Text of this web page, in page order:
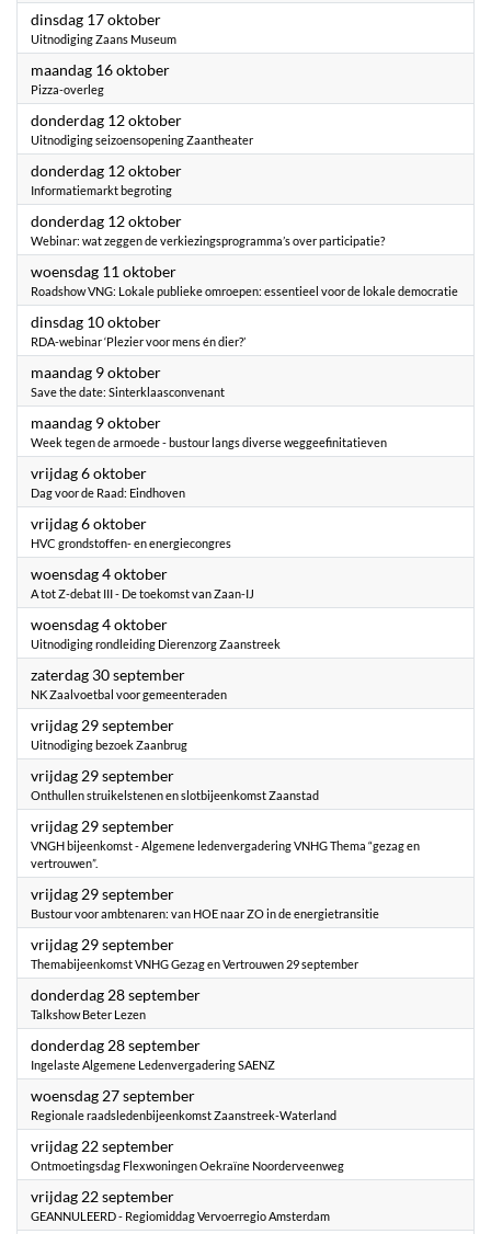
dinsdag 17 oktober2023
Uitnodiging Zaans Museum
maandag 16 oktober2023
Pizza-overleg
donderdag 12 oktober2023
Uitnodiging seizoensopening Zaantheater
donderdag 12 oktober2023
Informatiemarkt begroting
donderdag 12 oktober2023
Webinar: wat zeggen de verkiezingsprogramma’s over participatie?
woensdag 11 oktober2023
Roadshow VNG: Lokale publieke omroepen: essentieel voor de lokale democratie
dinsdag 10 oktober2023
RDA-webinar ‘Plezier voor mens én dier?’
maandag 9 oktober2023
Save the date: Sinterklaasconvenant
maandag 9 oktober2023
Week tegen de armoede - bustour langs diverse weggeefinitatieven
vrijdag 6 oktober2023
Dag voor de Raad: Eindhoven
vrijdag 6 oktober2023
HVC grondstoffen- en energiecongres
woensdag 4 oktober2023
A tot Z-debat III - De toekomst van Zaan-IJ
woensdag 4 oktober2023
Uitnodiging rondleiding Dierenzorg Zaanstreek
zaterdag 30 september2023
NK Zaalvoetbal voor gemeenteraden
vrijdag 29 september2023
Uitnodiging bezoek Zaanbrug
vrijdag 29 september2023
Onthullen struikelstenen en slotbijeenkomst Zaanstad
vrijdag 29 september2023
VNGH bijeenkomst - Algemene ledenvergadering VNHG Thema “gezag en
vertrouwen”.
vrijdag 29 september2023
Bustour voor ambtenaren: van HOE naar ZO in de energietransitie
vrijdag 29 september2023
Themabijeenkomst VNHG Gezag en Vertrouwen 29 september
donderdag 28 september2023
Talkshow Beter Lezen
donderdag 28 september2023
Ingelaste Algemene Ledenvergadering SAENZ
woensdag 27 september2023
Regionale raadsledenbijeenkomst Zaanstreek-Waterland
vrijdag 22 september2023
Ontmoetingsdag Flexwoningen Oekraïne Noorderveenweg
vrijdag 22 september2023
GEANNULEERD - Regiomiddag Vervoerregio Amsterdam